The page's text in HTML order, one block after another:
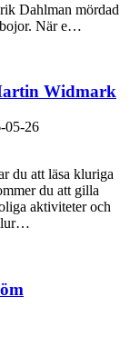
Dahlman mördad
När e…
Widmark
05-26
du att läsa kluriga
du att gilla
aktiviteter och
lur…